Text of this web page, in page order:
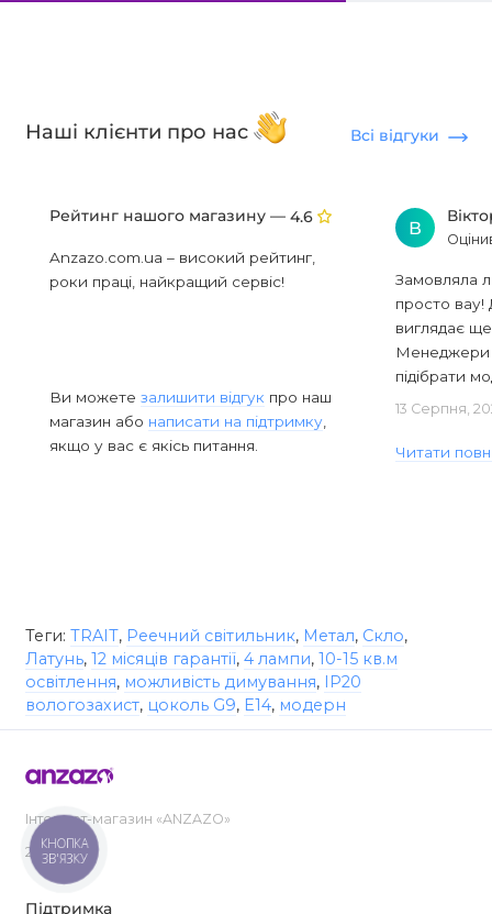
Наші клієнти про нас Всі відгуки
Рейтинг нашого магазину — 4.6
Anzazo.com.ua – високий рейтинг,
роки праці, найкращий сервіс!
Ви можете залишити відгук про наш
магазин або написати на підтримку,
якщо у вас є якісь питання.
В
Замовляла
просто вау!
виглядає
Менеджери
підібрати
13 Серпня,
Читати
Теги: TRAIT, Реечний світильник, Метал, Скло,
Латунь, 12 місяців гарантії, 4 лампи, 10-15 кв.м
освітлення, можливість димування, IP20
вологозахист, цоколь G9, Е14, модерн
Інтернет-магазин «ANZAZO»
2019-2026
Підтримка
КНОПКА
ЗВ'ЯЗКУ